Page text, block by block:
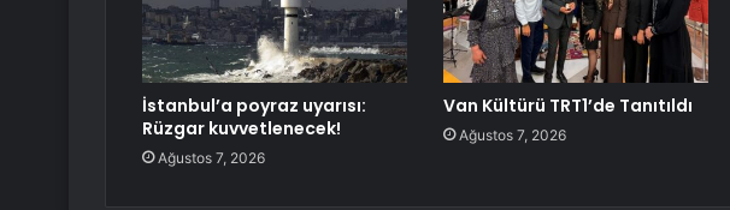
İstanbul’a poyraz uyarısı:
Rüzgar kuvvetlenecek!
Ağustos 7, 2026
Van Kültürü TRT1’de Tanıtıldı
Ağustos 7, 2026